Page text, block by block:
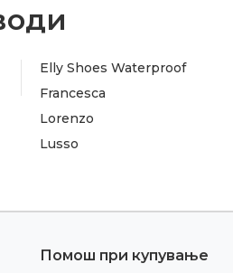
Elly Shoes Waterproof
Francesca
Lorenzo
Lusso
Помош при купување